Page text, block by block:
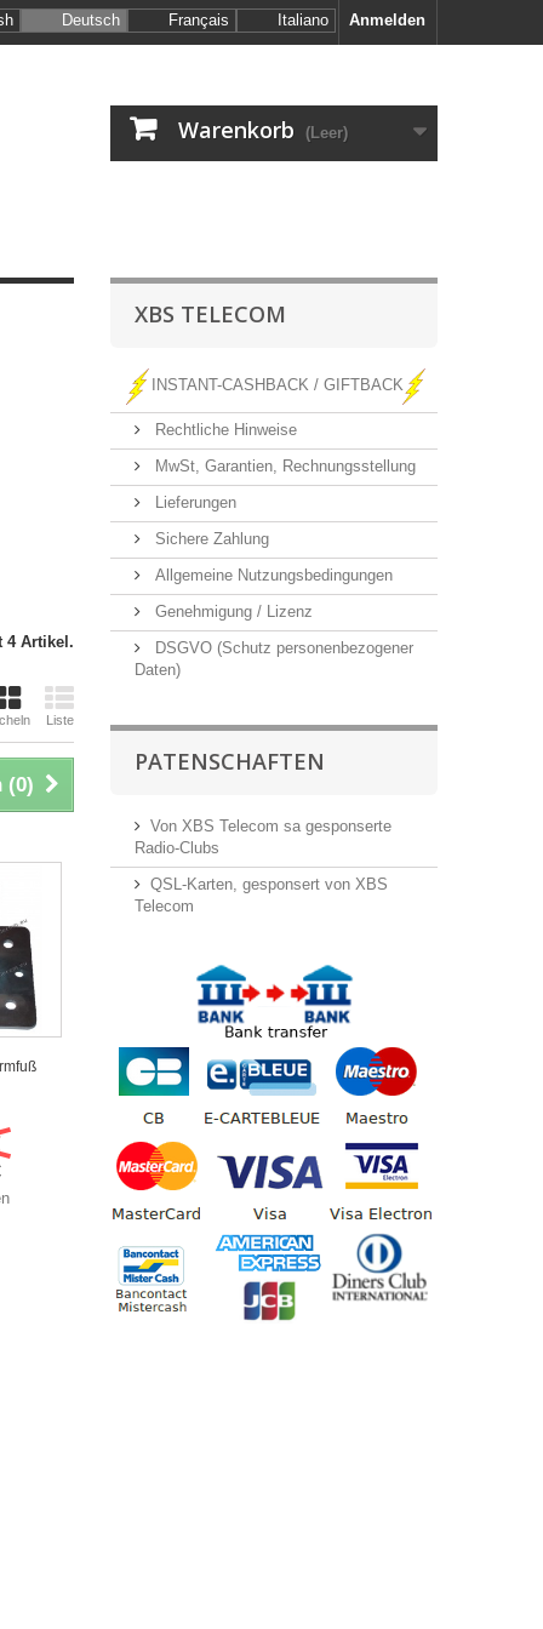
Anmelden
Deutsch Français Italiano
Warenkorb (Leer)
4 Artikel.
Liste
(0)
XBS TELECOM
INSTANT-CASHBACK / GIFTBACK
Rechtliche Hinweise
MwSt, Garantien, Rechnungsstellung
Lieferungen
Sichere Zahlung
Allgemeine Nutzungsbedingungen
Genehmigung / Lizenz
DSGVO (Schutz personenbezogener
Daten)
PATENSCHAFTEN
Von XBS Telecom sa gesponserte
Radio-Clubs
QSL-Karten, gesponsert von XBS
Telecom